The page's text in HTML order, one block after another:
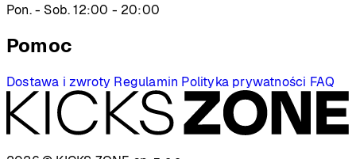
Pon. - Sob. 12:00 - 20:00
Pomoc
Dostawa i zwroty Regulamin Polityka prywatności FAQ